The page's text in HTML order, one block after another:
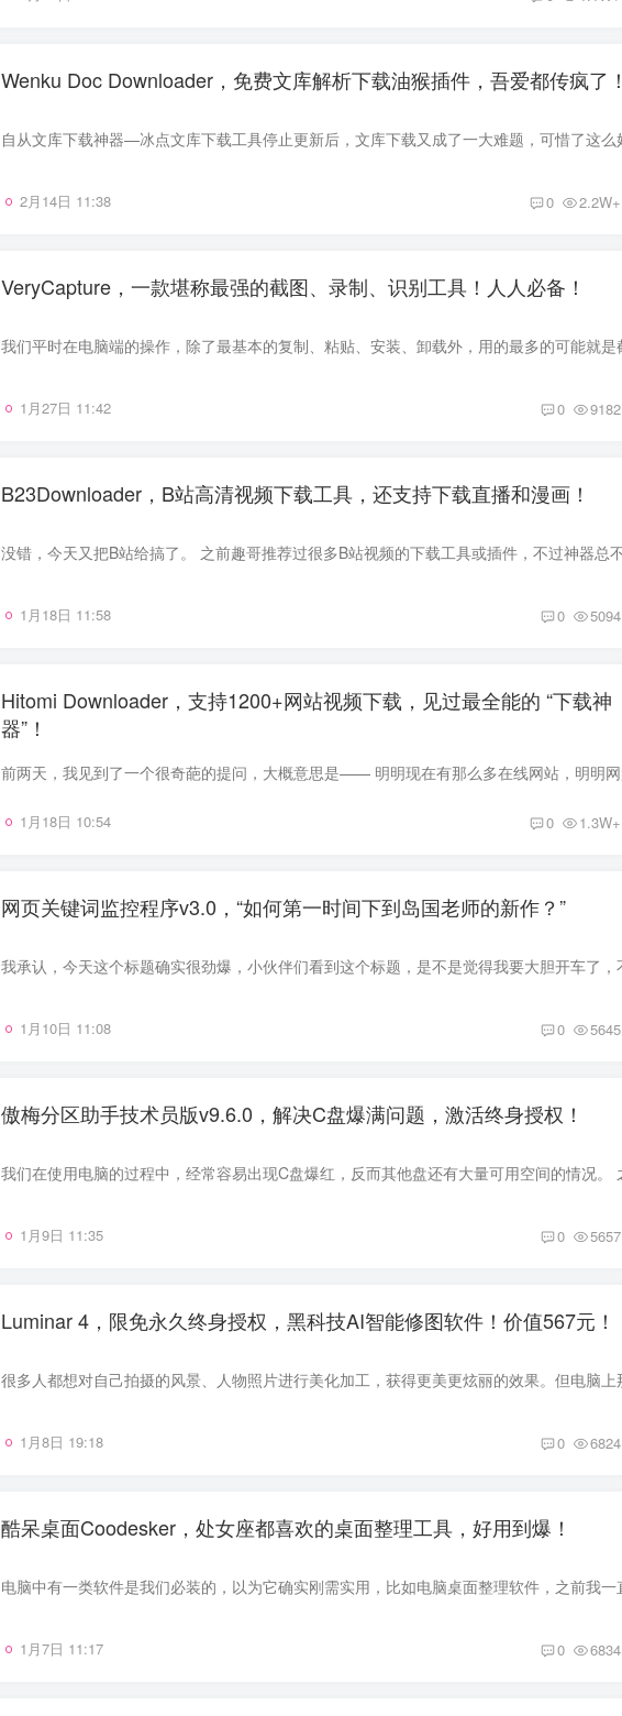
Wenku Doc Downloader，免费文库解析下载油猴插件，吾爱都传疯了！
2月14日 11:38 0 2.2W+
VeryCapture，一款堪称最强的截图、录制、识别工具！人人必备！
1月27日 11:42 0 9182
B23Downloader，B站高清视频下载工具，还支持下载直播和漫画！
1月18日 11:58 0 5094
Hitomi Downloader，支持1200+网站视频下载，见过最全能的 “下载神
器”！
1月18日 10:54 0 1.3W+
网页关键词监控程序v3.0，“如何第一时间下到岛国老师的新作？”
1月10日 11:08 0 5645
傲梅分区助手技术员版v9.6.0，解决C盘爆满问题，激活终身授权！
1月9日 11:35 0 5657
Luminar 4，限免永久终身授权，黑科技AI智能修图软件！价值567元！
1月8日 19:18 0 6824
酷呆桌面Coodesker，处女座都喜欢的桌面整理工具，好用到爆！
1月7日 11:17 0 6834